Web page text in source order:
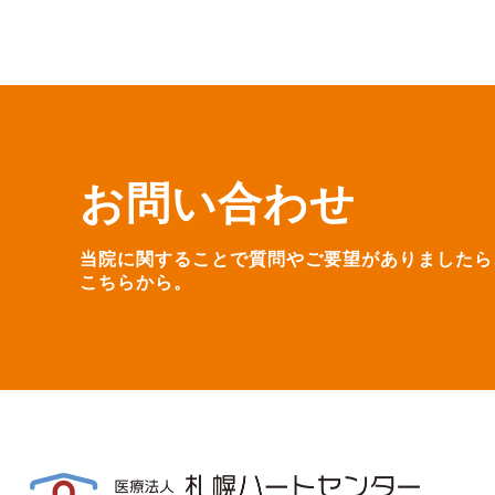
お問い合わせ
当院に関することで質問やご要望がありました
こちらから。